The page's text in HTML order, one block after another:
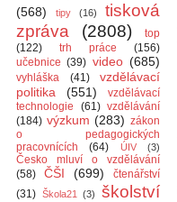
(568)
tipy (16)
tisková
zpráva
(2808)
top
(122)
trh práce
(156)
učebnice (39) video (685)
vyhláška (41)
vzdělávací
politika
(551)
vzdělávací
technologie
(61) vzdělávání
(184) výzkum (283) zákon
o pedagogických
pracovnících
(64) ÚIV (3)
Česko mluví o vzdělávání
(58)
ČŠI (699)
čtenářství
(31) Škola21 (3)
školství